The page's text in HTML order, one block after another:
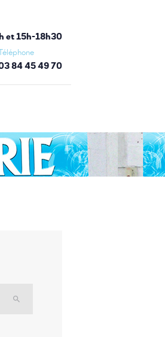
et 15h-18h30
84 45 49 70